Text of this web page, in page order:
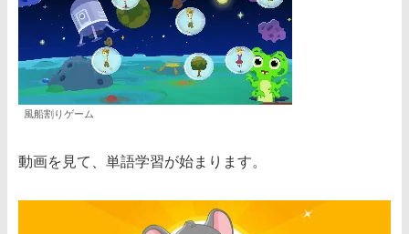
風船割りゲーム
動画を見て、単語学習が始まります。